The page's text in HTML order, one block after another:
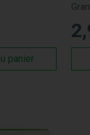
Que
nous sommes
panier
2,